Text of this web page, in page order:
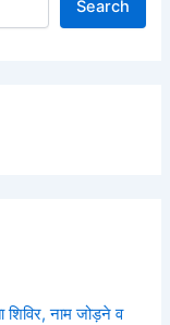
Search
नाम जोड़ने व